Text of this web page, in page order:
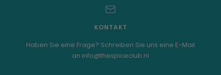
KONTAKT
Haben Sie eine Frage? Schreiben Sie uns eine E-Mail
an info@thespiceclub.nl